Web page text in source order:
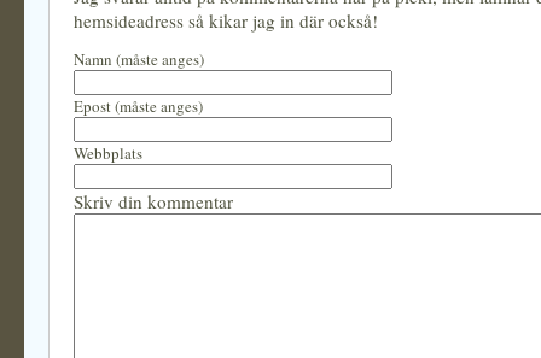
hemsideadress så kikar jag in där också!
Namn (måste anges)
Epost (måste anges)
Webbplats
Skriv din kommentar